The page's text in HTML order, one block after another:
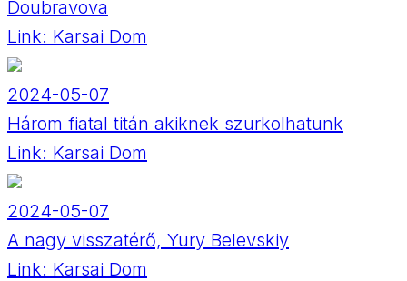
Doubravova
Link: Karsai Dom
2024-05-07
Három fiatal titán akiknek szurkolhatunk
Link: Karsai Dom
2024-05-07
A nagy visszatérő, Yury Belevskiy
Link: Karsai Dom